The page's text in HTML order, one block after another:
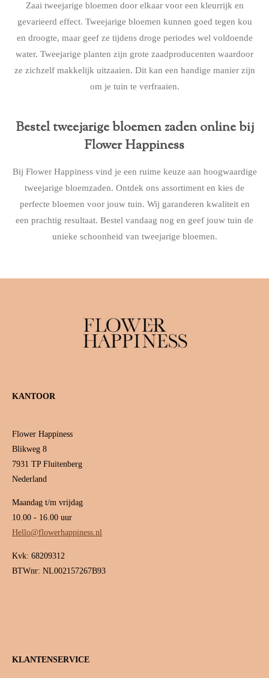
Zaai tweejarige bloemen door elkaar voor een kleurrijk en
gevarieerd effect. Tweejarige bloemen kunnen goed tegen kou
en droogte, maar geef ze tijdens droge periodes wel voldoende
water. Tweejarige planten zijn grote zaadproducenten waardoor
ze zichzelf makkelijk uitzaaien. Dit kan een handige manier zijn
om je tuin te verfraaien.
Bestel tweejarige bloemen zaden online bij
Flower Happiness
Bij Flower Happiness vind je een ruime keuze aan hoogwaardige
tweejarige bloemzaden. Ontdek ons assortiment en kies de
perfecte bloemen voor jouw tuin. Wij garanderen kwaliteit en
een prachtig resultaat. Bestel vandaag nog en geef jouw tuin de
unieke schoonheid van tweejarige bloemen.
KANTOOR
Flower Happiness
Blikweg 8
7931 TP Fluitenberg
Nederland
Maandag t/m vrijdag
10.00 - 16.00 uur
Hello@flowerhappiness.nl
Kvk: 68209312
BTWnr: NL002157267B93
KLANTENSERVICE